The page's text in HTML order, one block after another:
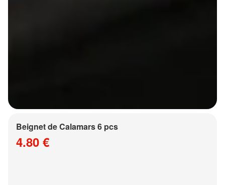
Beignet de Calamars 6 pcs
4.80 €